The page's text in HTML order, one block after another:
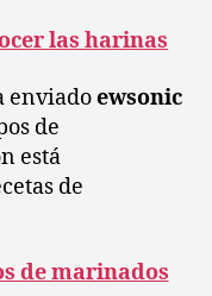
las harinas
enviadoewsonic
de
está
de
de marinados